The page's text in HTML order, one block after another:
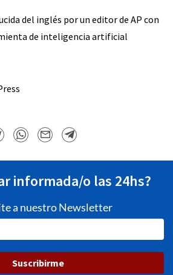
del inglés por un editor de AP con
de inteligencia artificial
informada/o las 24hs?
a nuestro Newsletter
Suscribirme